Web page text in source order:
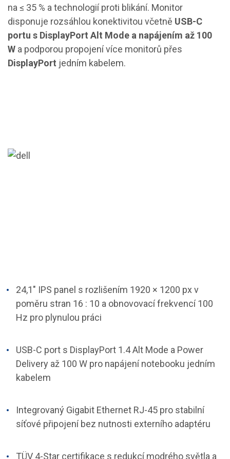
na ≤ 35 % a technologií proti blikání. Monitor
disponuje rozsáhlou konektivitou včetně USB-C
portu s DisplayPort Alt Mode a napájením až 100
W a podporou propojení více monitorů přes
DisplayPort jedním kabelem.
24,1" IPS panel s rozlišením 1920 × 1200 px v
poměru stran 16 : 10 a obnovovací frekvencí 100
Hz pro plynulou práci
USB-C port s DisplayPort 1.4 Alt Mode a Power
Delivery až 100 W pro napájení notebooku jedním
kabelem
Integrovaný Gigabit Ethernet RJ-45 pro stabilní
síťové připojení bez nutnosti externího adaptéru
TÜV 4-Star certifikace s redukcí modrého světla a